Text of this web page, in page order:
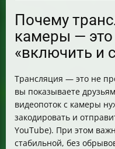
Почему
камеры — это
«включить и
Трансляция — это не
вы показываете
видеопоток с камеры
закодировать и
YouTube). При этом
стабильной, без